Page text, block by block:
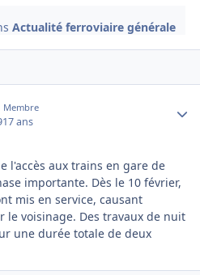
Actualité ferroviaire générale
Membre
17 ans
l'accès aux trains en gare de
importante. Dès le 10 février,
mis en service, causant
le voisinage. Des travaux de nuit
une durée totale de deux